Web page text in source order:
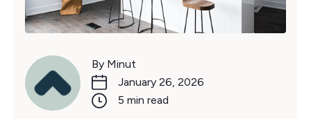
By Minut
January 26, 2026
5 min read